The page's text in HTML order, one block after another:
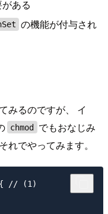
ある
の機能が付与され
みるのですが、 イ
chmod
でもおなじみ
れでやってみます。
{ // (1)